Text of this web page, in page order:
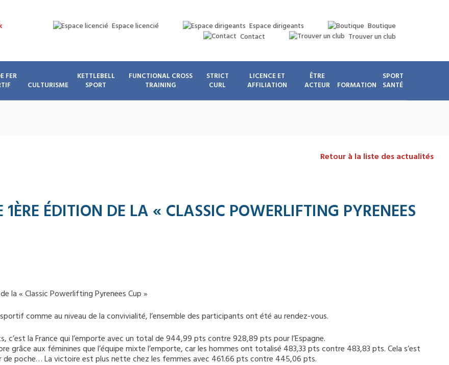
Espace licencié Espace dirigeants
Boutique
Contact
Trouver un club
FER
CULTURISME
KETTLEBELL
SPORT
FUNCTIONAL CROSS
TRAINING
STRICT
CURL
LICENCE ET
AFFILIATION
ÊTRE
ACTEUR
FORMATION
SPORT
SANTÉ
Retour à la liste des actualités
1ÈRE ÉDITION DE LA « CLASSIC POWERLIFTING PYRENEES
la « Classic Powerlifting Pyrenees Cup »
comme au niveau de la convivialité, l’ensemble des participants ont été au rendez-vous.
c’est la France qui l’emporte avec un total de 944,99 pts contre 928,89 pts pour l’Espagne.
grâce aux féminines que l’équipe mixte l’emporte, car les hommes ont totalisé 483,33 pts contre 483,83 pts. Cela s’est
de poche… La victoire est plus nette chez les femmes avec 461.66 pts contre 445,06 pts.